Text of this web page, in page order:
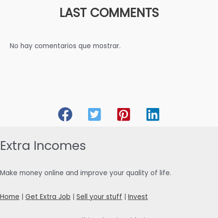
LAST COMMENTS
No hay comentarios que mostrar.
Extra Incomes
Make money online and improve your quality of life.
Home Get Extra Job Sell your stuff Invest